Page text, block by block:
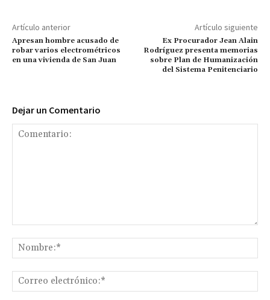
Artículo anterior
Apresan hombre acusado de
robar varios electrométricos
en una vivienda de San Juan
Artículo siguiente
Ex Procurador Jean Alain
Rodríguez presenta memorias
sobre Plan de Humanización
del Sistema Penitenciario
Dejar un Comentario